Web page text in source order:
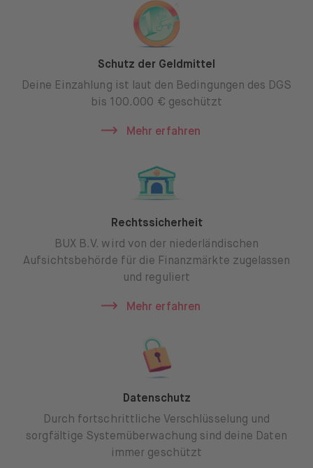
Schutz der Geldmittel
Deine Einzahlung ist laut den Bedingungen des DGS
bis 100.000 € geschützt
Mehr erfahren
Rechtssicherheit
BUX B.V. wird von der niederländischen
Aufsichtsbehörde für die Finanzmärkte zugelassen
und reguliert
Mehr erfahren
Datenschutz
Durch fortschrittliche Verschlüsselung und
sorgfältige Systemüberwachung sind deine Daten
immer geschützt